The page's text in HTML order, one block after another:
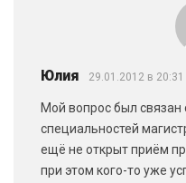
Юлия 29.01.2012 в 20:31
Мой вопрос был связан
специальностей
ещё не открыт приём
при этом кого-то уже